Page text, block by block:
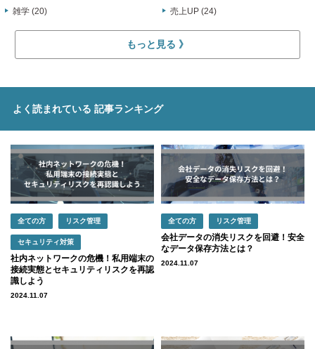
雑学 (20) 売上UP (24)
もっと見る
よく読まれている 記事ランキング
全ての方 リスク管理
セキュリティ対策
社内ネットワークの危機！私用端末の
接続実態とセキュリティリスクを再認
識しよう
2024.11.07
全ての方 リスク管理
会社データの消失リスクを回避！安全
なデータ保存方法とは？
2024.11.07